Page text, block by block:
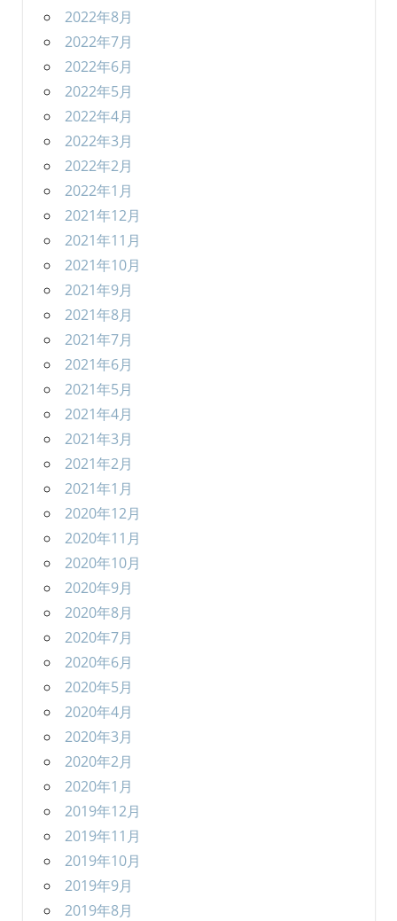
2022年8月
2022年7月
2022年6月
2022年5月
2022年4月
2022年3月
2022年2月
2022年1月
2021年12月
2021年11月
2021年10月
2021年9月
2021年8月
2021年7月
2021年6月
2021年5月
2021年4月
2021年3月
2021年2月
2021年1月
2020年12月
2020年11月
2020年10月
2020年9月
2020年8月
2020年7月
2020年6月
2020年5月
2020年4月
2020年3月
2020年2月
2020年1月
2019年12月
2019年11月
2019年10月
2019年9月
2019年8月